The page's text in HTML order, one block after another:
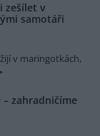
zešílet v
samotáři
v maringotkách,
– zahradničíme